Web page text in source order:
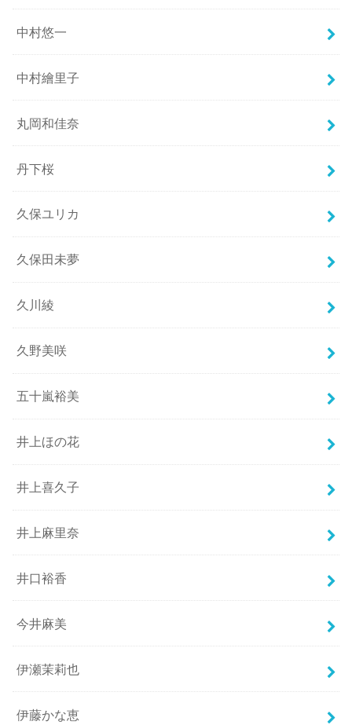
中村悠一
中村繪里子
丸岡和佳奈
丹下桜
久保ユリカ
久保田未夢
久川綾
久野美咲
五十嵐裕美
井上ほの花
井上喜久子
井上麻里奈
井口裕香
今井麻美
伊瀬茉莉也
伊藤かな恵